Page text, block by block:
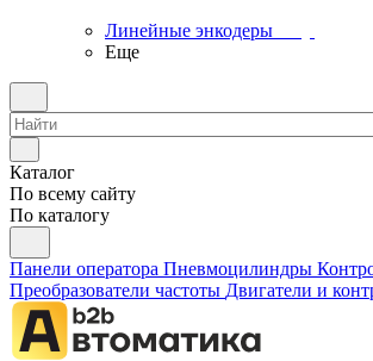
Линейные энкодеры
Еще
Каталог
По всему сайту
По каталогу
Панели оператора Пневмоцилиндры
Преобразователи частоты Двигатели и